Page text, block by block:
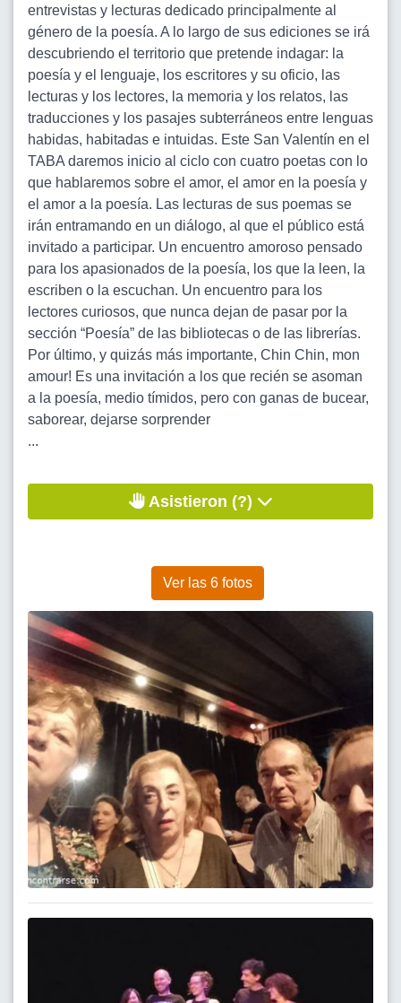
entrevistas y lecturas dedicado principalmente al
género de la poesía. A lo largo de sus ediciones se irá
descubriendo el territorio que pretende indagar: la
poesía y el lenguaje, los escritores y su oficio, las
lecturas y los lectores, la memoria y los relatos, las
traducciones y los pasajes subterráneos entre lenguas
habidas, habitadas e intuidas. Este San Valentín en el
TABA daremos inicio al ciclo con cuatro poetas con lo
que hablaremos sobre el amor, el amor en la poesía y
el amor a la poesía. Las lecturas de sus poemas se
irán entramando en un diálogo, al que el público está
invitado a participar. Un encuentro amoroso pensado
para los apasionados de la poesía, los que la leen, la
escriben o la escuchan. Un encuentro para los
lectores curiosos, que nunca dejan de pasar por la
sección “Poesía” de las bibliotecas o de las librerías.
Por último, y quizás más importante, Chin Chin, mon
amour! Es una invitación a los que recién se asoman
a la poesía, medio tímidos, pero con ganas de bucear,
saborear, dejarse sorprender
...
Asistieron (?)
Ver las 6 fotos